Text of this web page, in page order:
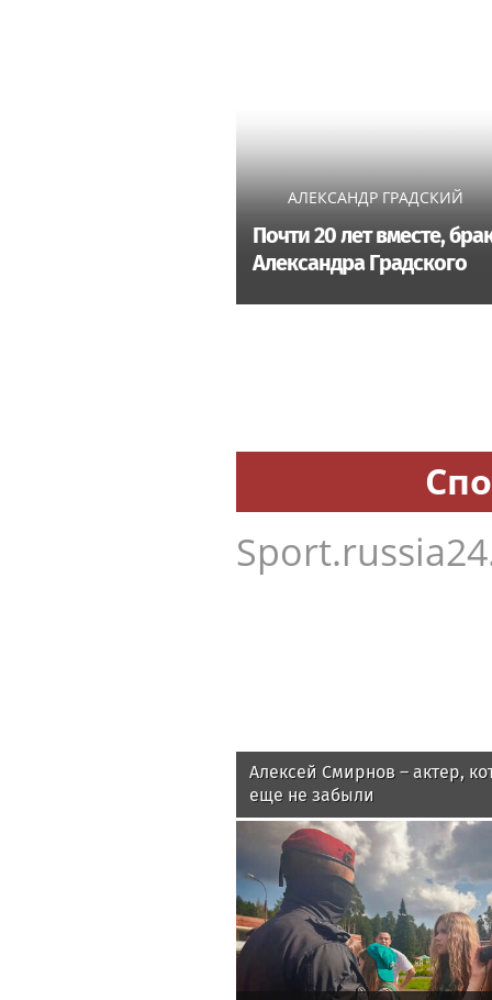
АЛЕКСАНДР ГРАДСКИЙ
Почти 20 лет вместе,
Александра Градского
Алексей Смирнов – актер,
еще не забыли